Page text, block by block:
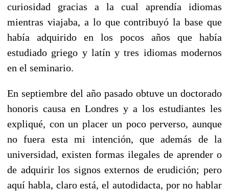
curiosidad gracias a la cual aprendía idiomas
mientras viajaba, a lo que contribuyó la base que
había adquirido en los pocos años que había
estudiado griego y latín y tres idiomas modernos
en el seminario.
En septiembre del año pasado obtuve un doctorado
honoris causa en Londres y a los estudiantes les
expliqué, con un placer un poco perverso, aunque
no fuera esta mi intención, que además de la
universidad, existen formas ilegales de aprender o
de adquirir los signos externos de erudición; pero
aquí habla, claro está, el autodidacta, por no hablar